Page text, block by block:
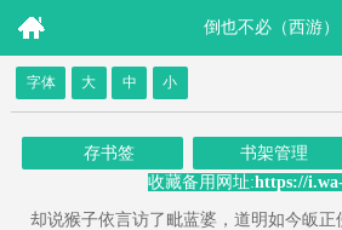
倒也不必（西游）
字体 大 中 小
存书签 书架管理
收藏备用网址:https://
却说猴子依言访了毗蓝婆，道明如今皈正